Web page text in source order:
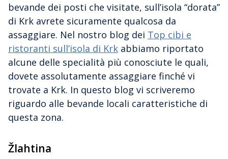
bevande dei posti che visitate, sull’isola “dorata”
di Krk avrete sicuramente qualcosa da
assaggiare. Nel nostro blog dei Top cibi e
ristoranti sull’isola di Krk abbiamo riportato
alcune delle specialità più conosciute le quali,
dovete assolutamente assaggiare finché vi
trovate a Krk. In questo blog vi scriveremo
riguardo alle bevande locali caratteristiche di
questa zona.
Žlahtina